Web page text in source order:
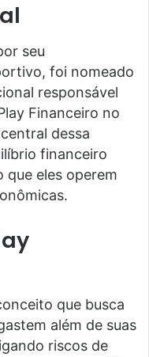
seu
foi nomeado
responsável
Financeiro no
dessa
financeiro
que eles operem
que busca
além de suas
riscos de